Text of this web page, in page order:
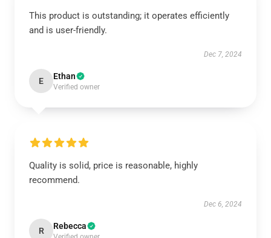
This product is outstanding; it operates efficiently
and is user-friendly.
Dec 7, 2024
E Ethan
Verified owner
Quality is solid, price is reasonable, highly
recommend.
Dec 6, 2024
R Rebecca